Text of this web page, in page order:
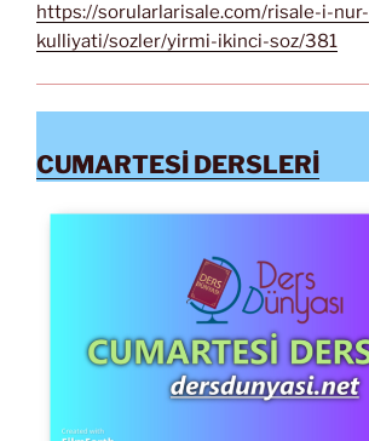
https://sorularlarisale.com/risale-i-nur-
kulliyati/sozler/yirmi-ikinci-soz/381
CUMARTESİ DERSLERİ